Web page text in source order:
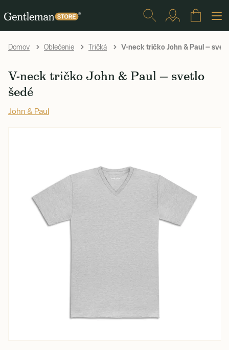
Domov Oblečenie Tričká V-neck tričko John & Paul —
V-neck tričko John & Paul — svetlo
šedé
John & Paul